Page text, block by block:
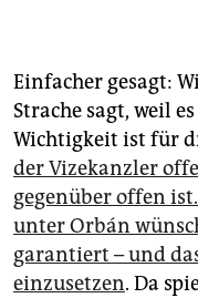
Einfacher gesagt:
Strache sagt, weil
Wichtigkeit ist für
der Vizekanzler
gegenüber offen
unter Orbán
garantiert – und
einzusetzen. Da